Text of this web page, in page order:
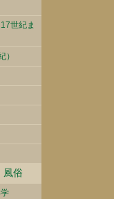
世紀ま
）
風俗